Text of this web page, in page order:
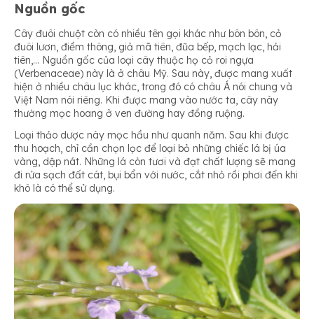
Nguồn gốc
Cây đuôi chuột còn có nhiều tên gọi khác như bôn bôn, cỏ
đuôi lươn, điềm thông, giả mã tiên, đũa bếp, mạch lạc, hải
tiên,… Nguồn gốc của loại cây thuộc họ cỏ roi ngựa
(Verbenaceae) này là ở châu Mỹ. Sau này, được mang xuất
hiện ở nhiều châu lục khác, trong đó có châu Á nói chung và
Việt Nam nói riêng. Khi được mang vào nước ta, cây này
thường mọc hoang ở ven đường hay đồng ruộng.
Loại thảo dược này mọc hầu như quanh năm. Sau khi được
thu hoạch, chỉ cần chọn lọc để loại bỏ những chiếc lá bị úa
vàng, dập nát. Những lá còn tươi và đạt chất lượng sẽ mang
đi rửa sạch đất cát, bụi bẩn với nước, cắt nhỏ rồi phơi đến khi
khô là có thể sử dụng.